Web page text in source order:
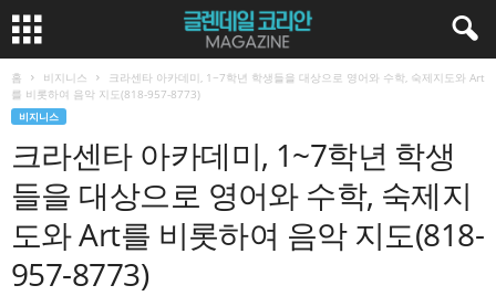
홈 비지니스
크라센타 아카데미, 1~7학년 학생들을 대상으로 영어와 수학, 숙제지도와 Art
를 비롯하여 음악 지도(818-957-8773)
비지니스
크라센타 아카데미, 1~7학년 학생
들을 대상으로 영어와 수학, 숙제지
도와 Art를 비롯하여 음악 지도(818-
957-8773)